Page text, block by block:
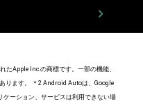
たApple Inc.の商標です。一部の機能、
ります。
＊2 Android Autoは、Google
ケーション、サービスは利用できない場